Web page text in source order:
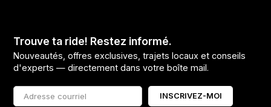
Trouve ta ride! Restez informé.
Nouveautés, offres exclusives, trajets locaux et conseils
d'experts — directement dans votre boîte mail.
INSCRIVEZ-MOI